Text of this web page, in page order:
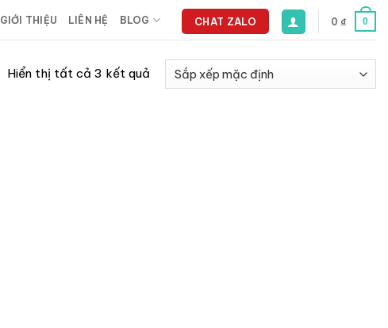
GIỚI THIỆU LIÊN HỆ BLOG CHAT ZALO 0 ₫ 0
Hiển thị tất cả 3 kết quả